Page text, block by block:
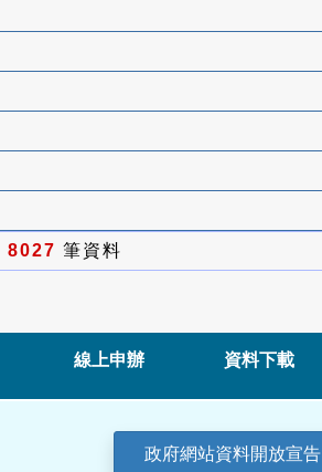
8027 筆資料
線上申辦 資料下載
政府網站資料開放宣告